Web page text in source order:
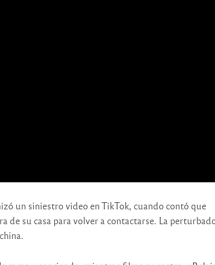
un siniestro video en TikTok, cuando contó que
de su casa para volver a contactarse. La